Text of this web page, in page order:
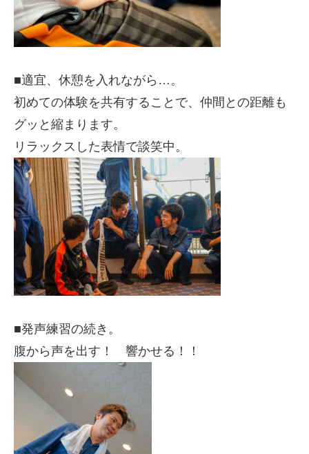
■適宜、休憩を入れながら…。
初めての体験を共有することで、仲間との距離も
グッと縮まります。
リラックスした表情で談笑中。
■発声練習の続き。
腹から声を出す！ 響かせる！！